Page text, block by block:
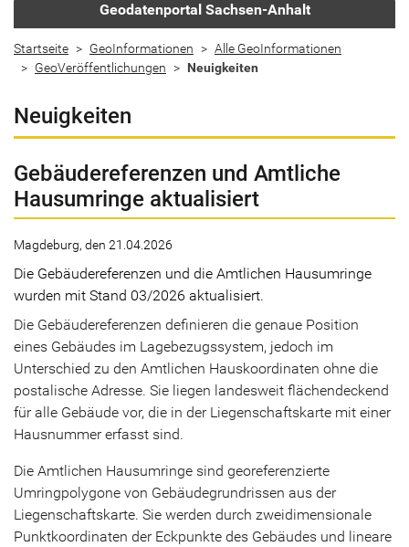
Geodatenportal Sachsen-Anhalt
Startseite GeoInformationen
Alle GeoInformationen
GeoVeröffentlichungen
Neuigkeiten
Neuigkeiten
Gebäudereferenzen und Amtliche
Hausumringe aktualisiert
Magdeburg, den 21.04.2026
Die Gebäudereferenzen und die Amtlichen Hausumringe
wurden mit Stand 03/2026 aktualisiert.
Die Gebäudereferenzen definieren die genaue Position
eines Gebäudes im Lagebezugssystem, jedoch im
Unterschied zu den Amtlichen Hauskoordinaten ohne die
postalische Adresse. Sie liegen landesweit flächendeckend
für alle Gebäude vor, die in der Liegenschaftskarte mit einer
Hausnummer erfasst sind.
Die Amtlichen Hausumringe sind georeferenzierte
Umringpolygone von Gebäudegrundrissen aus der
Liegenschaftskarte. Sie werden durch zweidimensionale
Punktkoordinaten der Eckpunkte des Gebäudes und lineare